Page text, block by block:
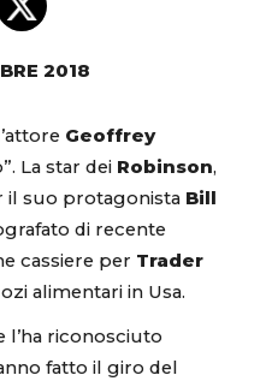
2018
Geoffrey
La star dei Robinson,
il suo protagonista Bill
di recente
cassiere per Trader
alimentari in Usa.
l’ha riconosciuto
fatto il giro del